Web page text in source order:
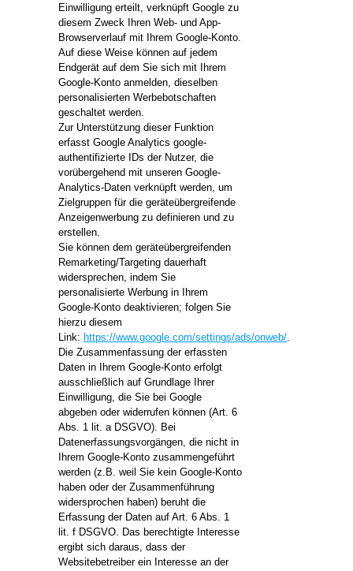
Einwilligung erteilt, verknüpft Google zu
diesem Zweck Ihren Web- und App-
Browserverlauf mit Ihrem Google-Konto.
Auf diese Weise können auf jedem
Endgerät auf dem Sie sich mit Ihrem
Google-Konto anmelden, dieselben
personalisierten Werbebotschaften
geschaltet werden.
Zur Unterstützung dieser Funktion
erfasst Google Analytics google-
authentifizierte IDs der Nutzer, die
vorübergehend mit unseren Google-
Analytics-Daten verknüpft werden, um
Zielgruppen für die geräteübergreifende
Anzeigenwerbung zu definieren und zu
erstellen.
Sie können dem geräteübergreifenden
Remarketing/Targeting dauerhaft
widersprechen, indem Sie
personalisierte Werbung in Ihrem
Google-Konto deaktivieren; folgen Sie
hierzu diesem
Link: https://www.google.com/settings/ads/onweb/
Die Zusammenfassung der erfassten
Daten in Ihrem Google-Konto erfolgt
ausschließlich auf Grundlage Ihrer
Einwilligung, die Sie bei Google
abgeben oder widerrufen können (Art. 6
Abs. 1 lit. a DSGVO). Bei
Datenerfassungsvorgängen, die nicht in
Ihrem Google-Konto zusammengeführt
werden (z.B. weil Sie kein Google-Konto
haben oder der Zusammenführung
widersprochen haben) beruht die
Erfassung der Daten auf Art. 6 Abs. 1
lit. f DSGVO. Das berechtigte Interesse
ergibt sich daraus, dass der
Websitebetreiber ein Interesse an der